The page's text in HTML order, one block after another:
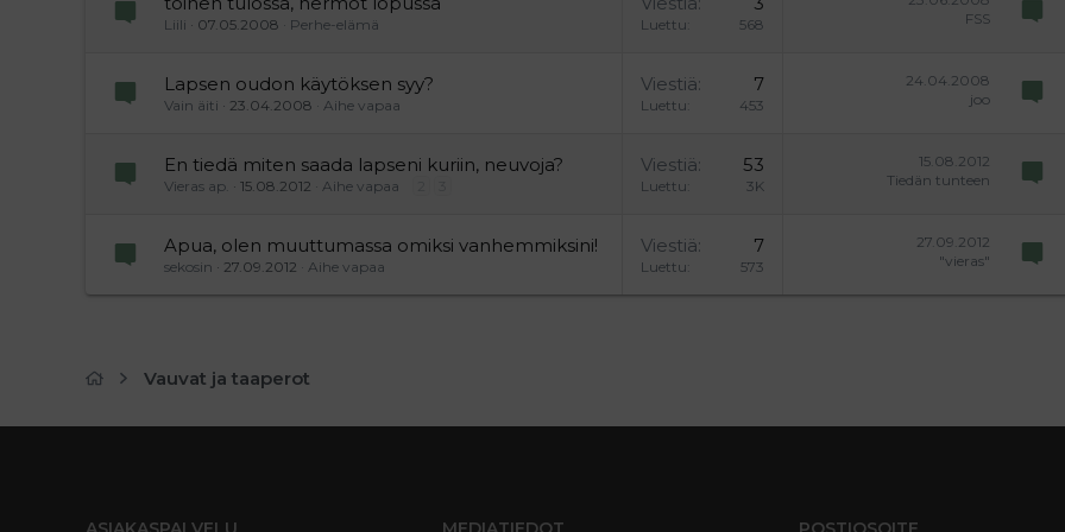
Liili 07.05.2008 Perhe-elämä Luettu 568
FSS
Lapsen oudon käytöksen syy?
Vain äiti 23.04.2008 Aihe vapaa
Viestiä 7
Luettu 453
24.04.2008
joo
En tiedä miten saada lapseni kuriin, neuvoja?
Vieras ap. 15.08.2012 Aihe vapaa
Viestiä 53
Luettu 3K
15.08.2012
Tiedän tunteen
Apua, olen muuttumassa omiksi vanhemmiksini!
sekosin 27.09.2012 Aihe vapaa
Viestiä 7
Luettu 573
27.09.2012
"vieras"
Vauvat ja taaperot